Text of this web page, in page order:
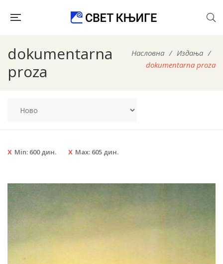
dokumentarna
proza
Насловна / Издања /
dokumentarna proza
Min: 600дин. Max: 605 дин.